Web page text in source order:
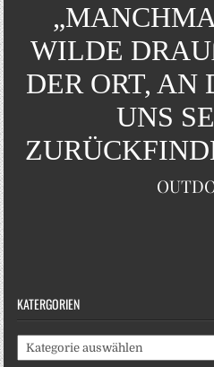
WILDE
DER ORT, AN
UNS
KATERGORIEN
Katergorien